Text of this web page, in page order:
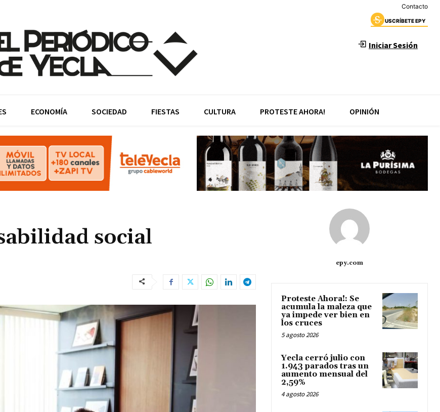
Contacto
USCRÍBETE EPY
Iniciar Sesión
ECONOMÍA SOCIEDAD FIESTAS CULTURA PROTESTE AHORA! OPINIÓN
social
epy.com
Proteste Ahora!: Se
acumula la maleza que
ya impede ver bien en
los cruces
5 agosto 2026
Yecla cerró julio con
1.943 parados tras un
aumento mensual del
2,59%
4 agosto 2026